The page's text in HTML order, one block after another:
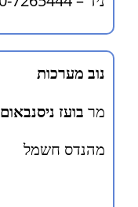
נוב מערכות
מר בועז ניסנבאום
מהנדס חשמל